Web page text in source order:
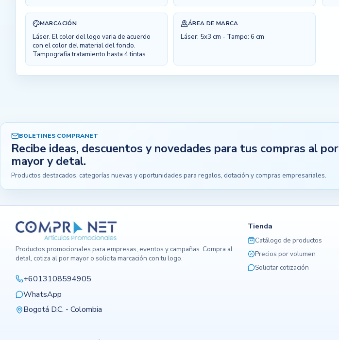
MARCACIÓN
Láser. El color del logo varia de acuerdo
con el color del material del fondo.
Tampografía tratamiento hasta 4 tintas
ÁREA DE MARCA
Láser: 5x3 cm - Tampo: 6 cm
BOLETINES COMPRANET
Recibe ideas, descuentos y novedades para tus compras al por
mayor y detal.
Productos destacados, categorías nuevas y oportunidades para regalos, dotación y compras empresariales.
Productos promocionales para empresas, eventos y campañas. Compra al
detal, cotiza al por mayor o solicita marcación con tu logo.
+6013108594905
WhatsApp
Bogotá D.C. - Colombia
Tienda
Catálogo de productos
Precios por volumen
Solicitar cotización